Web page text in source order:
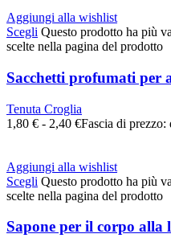
Aggiungi alla wishlist
Scegli Questo prodotto ha più
scelte nella pagina del prodotto
Sacchetti profumati per
Tenuta Croglia
1,80 € - 2,40 €Fascia di prezzo:
Aggiungi alla wishlist
Scegli Questo prodotto ha più
scelte nella pagina del prodotto
Sapone per il corpo alla